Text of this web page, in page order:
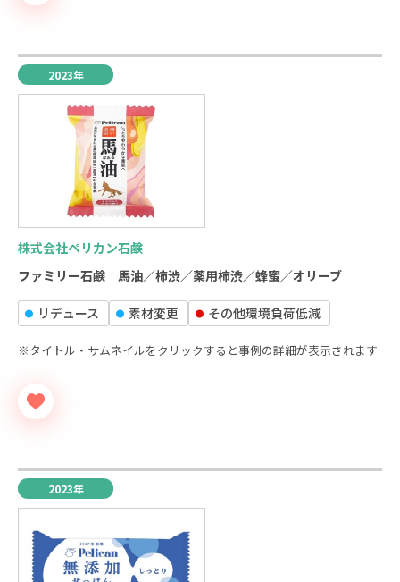
2023年
株式会社ペリカン石鹸
ファミリー石鹸 馬油／柿渋／薬用柿渋／蜂蜜／オリーブ
リデュース 素材変更 その他環境負荷低減
※タイトル・サムネイルをクリックすると事例の詳細が表示されます
2023年